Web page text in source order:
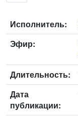
Исполнитель:
Эфир:
Длительность:
Дата
публикации: